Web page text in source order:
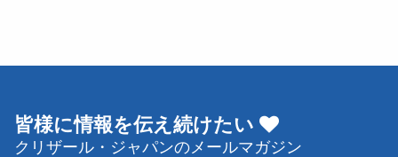
皆様に情報を伝え続けたい
クリザール・ジャパンのメールマガジン